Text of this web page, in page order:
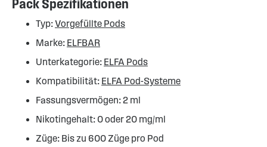
Pack Spezifikationen
Typ:Vorgefüllte Pods
Marke: ELFBAR
Unterkategorie: ELFA Pods
Kompatibilität: ELFA Pod-Systeme
Fassungsvermögen: 2 ml
Nikotingehalt: 0 oder 20 mg/ml
Züge: Bis zu 600 Züge pro Pod